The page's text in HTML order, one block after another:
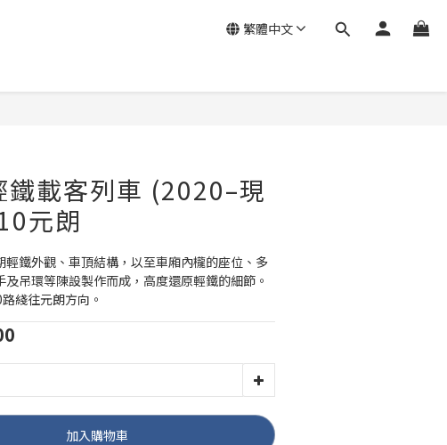
繁體中文
載客列車 (2020–現
元朗
輕鐵外觀、車頂結構，以至車廂內櫳的座位、多
及吊環等陳設製作而成，高度還原輕鐵的細節。
綫往元朗方向。
加入購物車